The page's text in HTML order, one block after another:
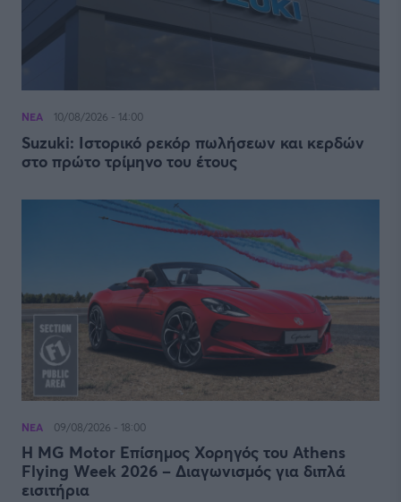
ΝΕΑ 10/08/2026 - 14:00
Suzuki: Ιστορικό ρεκόρ πωλήσεων και κερδών
στο πρώτο τρίμηνο του έτους
ΝΕΑ 09/08/2026 - 18:00
Η MG Motor Επίσημος Χορηγός του Athens
Flying Week 2026 – Διαγωνισμός για διπλά
εισιτήρια